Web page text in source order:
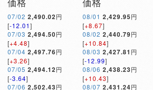
07/02 2,490.02円
[-12.01]
07/03 2,494.50円
[+4.48]
07/04 2,497.76円
[+3.26]
07/05 2,494.12円
[-3.64]
07/06 2,502.43円
08/01 2,429.95円
[+8.67]
08/02 2,440.79円
[+10.84]
08/03 2,427.81 円
[-12.99]
08/06 2,438.23円
[+10.43]
08/07 2,431.24円